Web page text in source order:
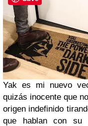
Yak es mi nuevo
quizás inocente que
origen indefinido
que hablan con su